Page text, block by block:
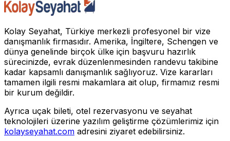
Kolay Seyahat, Türkiye merkezli profesyonel bir vize
danışmanlık firmasıdır. Amerika, İngiltere, Schengen ve
dünya genelinde birçok ülke için başvuru hazırlık
sürecinizde, evrak düzenlenmesinden randevu takibine
kadar kapsamlı danışmanlık sağlıyoruz. Vize kararları
tamamen ilgili resmi makamlara ait olup, firmamız resmi
bir kurum değildir.
Ayrıca uçak bileti, otel rezervasyonu ve seyahat
teknolojileri üzerine yazılım geliştirme çözümlerimiz için
kolayseyahat.com adresini ziyaret edebilirsiniz.